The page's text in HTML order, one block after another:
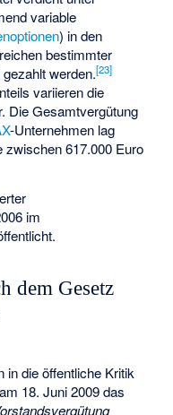
variable
) in den
bestimmter
gezahlt werden.[23]
variieren die
Die Gesamtvergütung
-Unternehmen lag
zwischen 617.000 Euro
im
dem Gesetz
in die öffentliche Kritik
18. Juni 2009 das